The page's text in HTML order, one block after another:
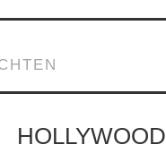
&